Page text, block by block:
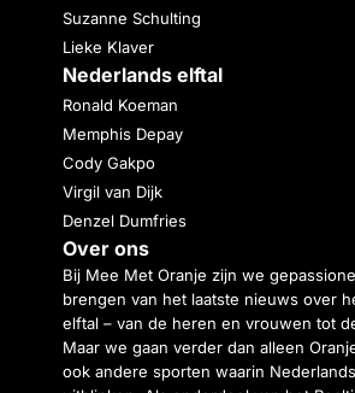
Suzanne Schulting
Lieke Klaver
Nederlands elftal
Ronald Koeman
Memphis Depay
Cody Gakpo
Virgil van Dijk
Denzel Dumfries
Over ons
Bij Mee Met Oranje zijn we
brengen van het laatste nieuws over
elftal – van de heren en vrouwen tot
Maar we gaan verder dan alleen
ook andere sporten waarin